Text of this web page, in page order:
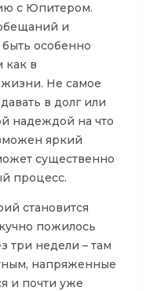
с Юпитером.
и
особенно
в
Не самое
в долг или
надеждой на что
яркий
существенно
процесс.
становится
пожилось
три недели – там
напряженные
и почти уже